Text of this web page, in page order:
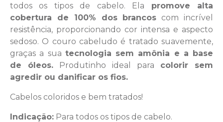
todos os tipos de cabelo. Ela promove alta
cobertura de 100% dos brancos com incrível
resistência, proporcionando cor intensa e aspecto
sedoso. O couro cabeludo é tratado suavemente,
graças a sua tecnologia sem amônia e a base
de óleos. Produtinho ideal para colorir sem
agredir ou danificar os fios.
Cabelos coloridos e bem tratados!
Indicação: Para todos os tipos de cabelo.